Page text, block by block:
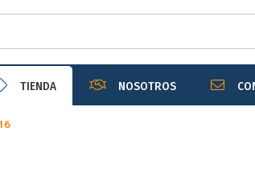
email
TIENDA NOSOTROS